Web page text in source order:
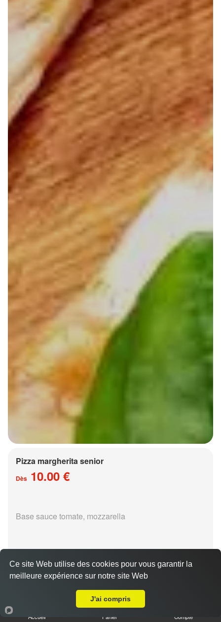
Pizza margherita senior
Dès 10.00 €
Base sauce tomate, mozzarella
Accueil Panier Compte
Ce site Web utilise des cookies pour vous garantir la
meilleure expérience sur notre site Web
J'ai compris